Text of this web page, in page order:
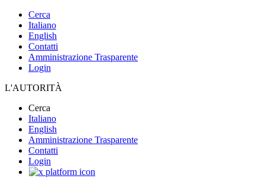
Cerca
Italiano
English
Contatti
Amministrazione Trasparente
Login
L'AUTORITÀ
Cerca
Italiano
English
Amministrazione Trasparente
Contatti
Login